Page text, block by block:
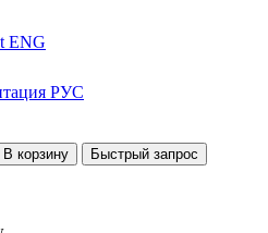
ENG
РУС
В корзину Быстрый запрос